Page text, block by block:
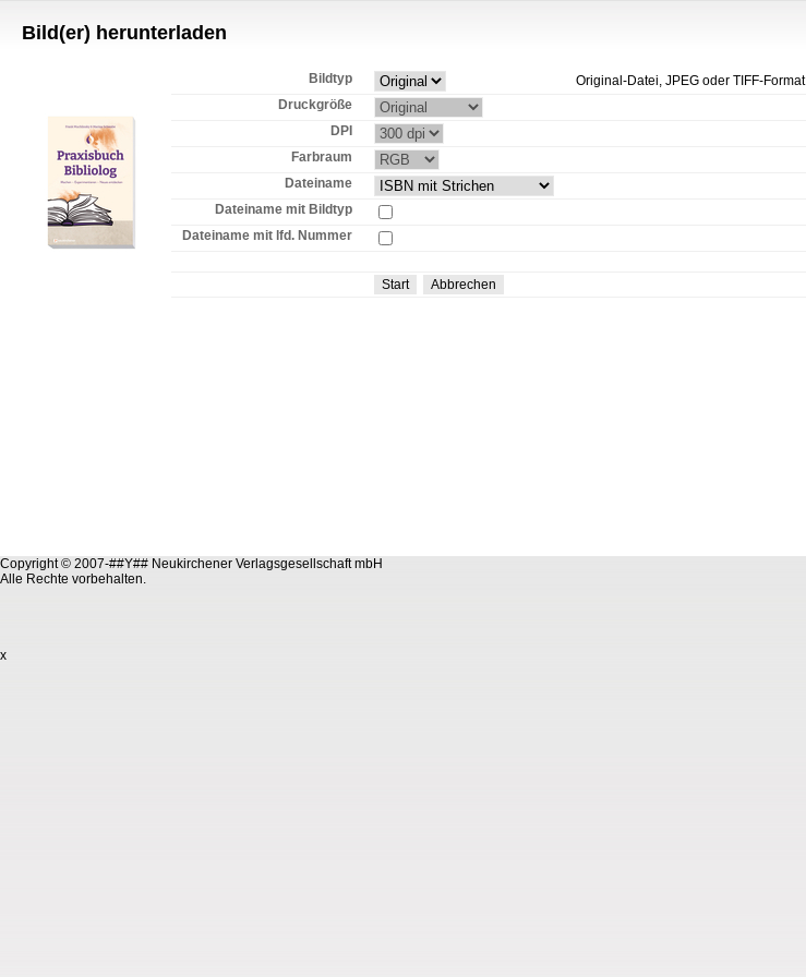
Bild(er) herunterladen
Bildtyp
Original-Datei, JPEG oder TIFF-Format
Druckgröße
DPI
Farbraum
Dateiname
Dateiname mit Bildtyp
Dateiname mit lfd. Nummer
Copyright © 2007-##Y## Neukirchener Verlagsgesellschaft mbH
Alle Rechte vorbehalten.
x